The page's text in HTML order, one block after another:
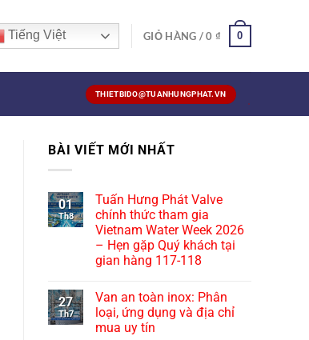
Tiếng Việt GIỎ HÀNG /0 ₫ 0
THIETBIDO@TUANHUNGPHAT.VN
BÀI VIẾT MỚI NHẤT
01
Th8
Tuấn Hưng Phát Valve
chính thức tham gia
Vietnam Water Week 2026
– Hẹn gặp Quý khách tại
gian hàng 117-118
27
Th7
Van an toàn inox: Phân
loại, ứng dụng và địa chỉ
mua uy tín